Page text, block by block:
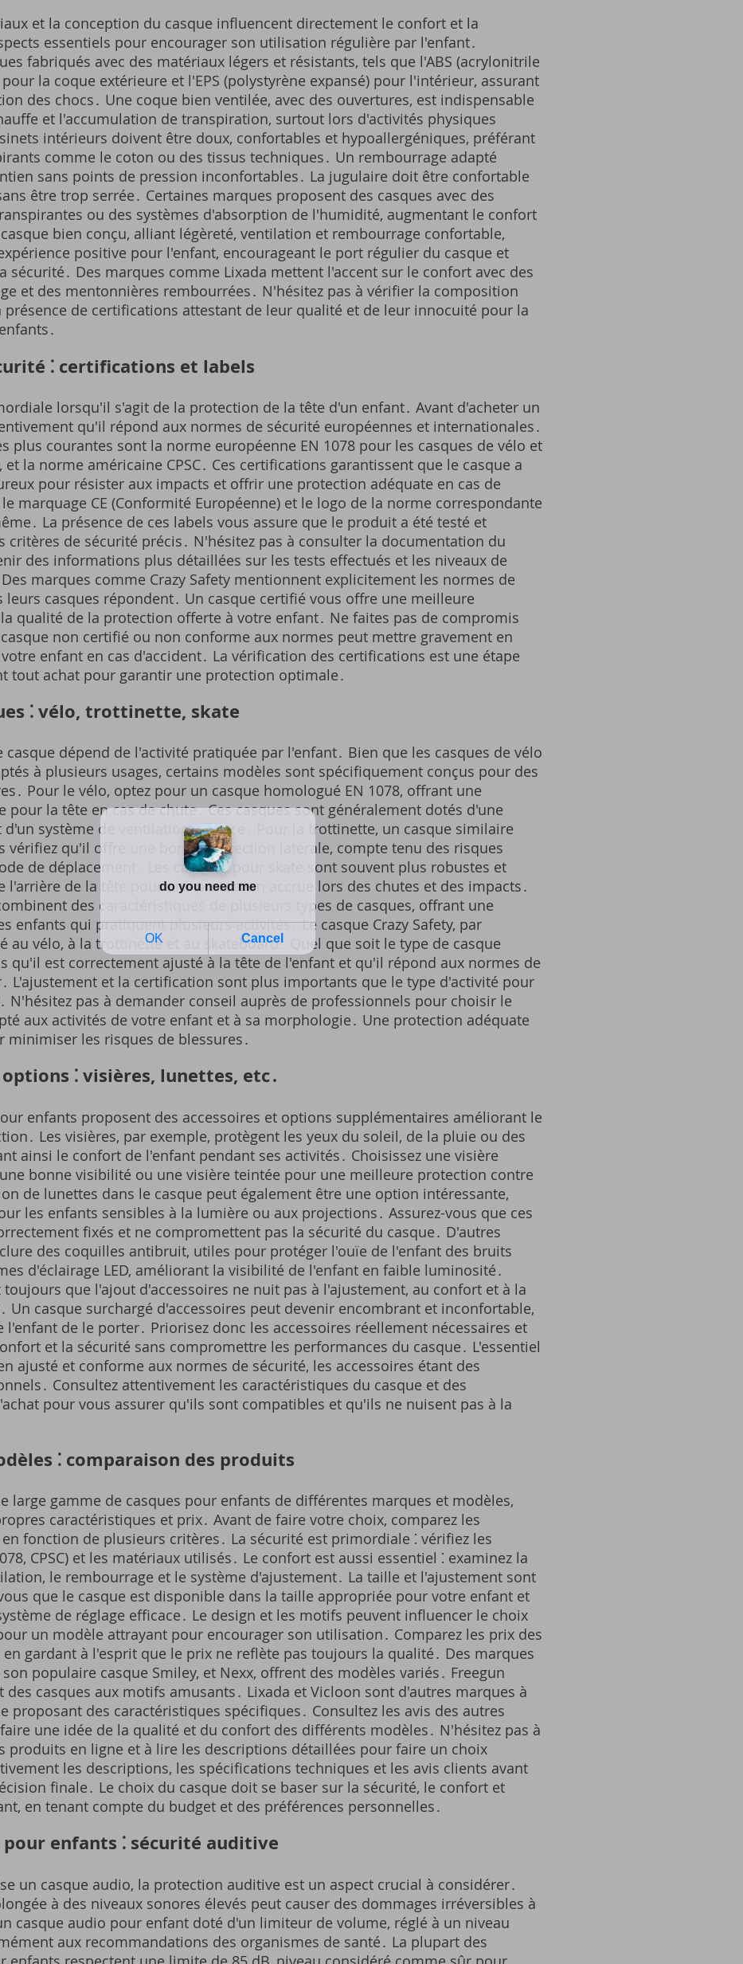
et la conception du casque influencent directement le confort et la
essentiels pour encourager son utilisation régulière par l'enfant․
fabriqués avec des matériaux légers et résistants, tels que l'ABS (acrylonitrile
la coque extérieure et l'EPS (polystyrène expansé) pour l'intérieur, assurant
des chocs․ Une coque bien ventilée, avec des ouvertures, est indispensable
et l'accumulation de transpiration, surtout lors d'activités physiques
intérieurs doivent être doux, confortables et hypoallergéniques, préférant
comme le coton ou des tissus techniques․ Un rembourrage adapté
sans points de pression inconfortables․ La jugulaire doit être confortable
être trop serrée․ Certaines marques proposent des casques avec des
ou des systèmes d'absorption de l'humidité, augmentant le confort
bien conçu, alliant légèreté, ventilation et rembourrage confortable,
positive pour l'enfant, encourageant le port régulier du casque et
sécurité․ Des marques comme Lixada mettent l'accent sur le confort avec des
et des mentonnières rembourrées․ N'hésitez pas à vérifier la composition
présence de certifications attestant de leur qualité et de leur innocuité pour la
⁚ certifications et labels
lorsqu'il s'agit de la protection de la tête d'un enfant․ Avant d'acheter un
qu'il répond aux normes de sécurité européennes et internationales․
plus courantes sont la norme européenne EN 1078 pour les casques de vélo et
la norme américaine CPSC․ Ces certifications garantissent que le casque a
pour résister aux impacts et offrir une protection adéquate en cas de
le marquage CE (Conformité Européenne) et le logo de la norme correspondante
La présence de ces labels vous assure que le produit a été testé et
critères de sécurité précis․ N'hésitez pas à consulter la documentation du
des informations plus détaillées sur les tests effectués et les niveaux de
marques comme Crazy Safety mentionnent explicitement les normes de
leurs casques répondent․ Un casque certifié vous offre une meilleure
qualité de la protection offerte à votre enfant․ Ne faites pas de compromis
non certifié ou non conforme aux normes peut mettre gravement en
enfant en cas d'accident․ La vérification des certifications est une étape
tout achat pour garantir une protection optimale․
⁚ vélo, trottinette, skate
casque dépend de l'activité pratiquée par l'enfant․ Bien que les casques de vélo
à plusieurs usages, certains modèles sont spécifiquement conçus pour des
Pour le vélo, optez pour un casque homologué EN 1078, offrant une
la tête en cas de chute․ Ces casques sont généralement dotés d'une
d'un système de ventilation efficace․ Pour la trottinette, un casque similaire
vérifiez qu'il offre une bonne protection latérale, compte tenu des risques
de déplacement․ Les casques pour skate sont souvent plus robustes et
l'arrière de la tête pour une protection accrue lors des chutes et des impacts․
des caractéristiques de plusieurs types de casques, offrant une
enfants qui pratiquent plusieurs activités․ Le casque Crazy Safety, par
au vélo, à la trottinette et au skateboard․ Quel que soit le type de casque
qu'il est correctement ajusté à la tête de l'enfant et qu'il répond aux normes de
L'ajustement et la certification sont plus importants que le type d'activité pour
N'hésitez pas à demander conseil auprès de professionnels pour choisir le
aux activités de votre enfant et à sa morphologie․ Une protection adéquate
minimiser les risques de blessures․
⁚ visières, lunettes, etc․
enfants proposent des accessoires et options supplémentaires améliorant le
Les visières, par exemple, protègent les yeux du soleil, de la pluie ou des
ainsi le confort de l'enfant pendant ses activités․ Choisissez une visière
bonne visibilité ou une visière teintée pour une meilleure protection contre
de lunettes dans le casque peut également être une option intéressante,
les enfants sensibles à la lumière ou aux projections․ Assurez-vous que ces
fixés et ne compromettent pas la sécurité du casque․ D'autres
des coquilles antibruit, utiles pour protéger l'ouïe de l'enfant des bruits
d'éclairage LED, améliorant la visibilité de l'enfant en faible luminosité․
toujours que l'ajout d'accessoires ne nuit pas à l'ajustement, au confort et à la
Un casque surchargé d'accessoires peut devenir encombrant et inconfortable,
l'enfant de le porter․ Priorisez donc les accessoires réellement nécessaires et
et la sécurité sans compromettre les performances du casque․ L'essentiel
ajusté et conforme aux normes de sécurité, les accessoires étant des
Consultez attentivement les caractéristiques du casque et des
pour vous assurer qu'ils sont compatibles et qu'ils ne nuisent pas à la
⁚ comparaison des produits
large gamme de casques pour enfants de différentes marques et modèles,
caractéristiques et prix․ Avant de faire votre choix, comparez les
fonction de plusieurs critères․ La sécurité est primordiale ⁚ vérifiez les
CPSC) et les matériaux utilisés․ Le confort est aussi essentiel ⁚ examinez la
le rembourrage et le système d'ajustement․ La taille et l'ajustement sont
que le casque est disponible dans la taille appropriée pour votre enfant et
de réglage efficace․ Le design et les motifs peuvent influencer le choix
un modèle attrayant pour encourager son utilisation․ Comparez les prix des
gardant à l'esprit que le prix ne reflète pas toujours la qualité․ Des marques
populaire casque Smiley, et Nexx, offrent des modèles variés․ Freegun
des casques aux motifs amusants․ Lixada et Vicloon sont d'autres marques à
proposant des caractéristiques spécifiques․ Consultez les avis des autres
une idée de la qualité et du confort des différents modèles․ N'hésitez pas à
produits en ligne et à lire les descriptions détaillées pour faire un choix
les descriptions, les spécifications techniques et les avis clients avant
finale․ Le choix du casque doit se baser sur la sécurité, le confort et
en tenant compte du budget et des préférences personnelles․
pour enfants ⁚ sécurité auditive
un casque audio, la protection auditive est un aspect crucial à considérer․
à des niveaux sonores élevés peut causer des dommages irréversibles à
casque audio pour enfant doté d'un limiteur de volume, réglé à un niveau
aux recommandations des organismes de santé․ La plupart des